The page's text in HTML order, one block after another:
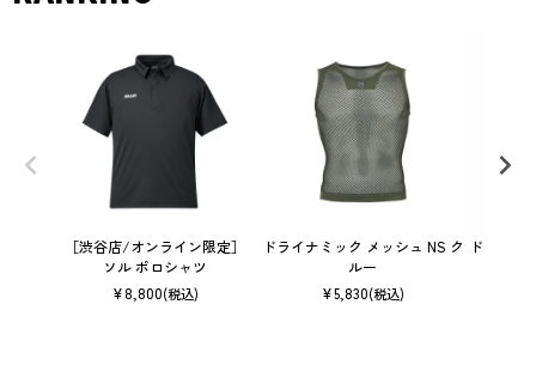
［渋谷店/オンライン限定］
ソル ポロシャツ
¥8,800(税込)
ドライナミック メッシュ NS ク
ルー
¥5,830(税込)
ドライナ